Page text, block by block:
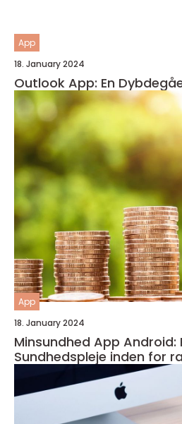
App
18. January 2024
Outlook App: En
App
18. January 2024
Minsundhed App Android:
Sundhedspleje inden for